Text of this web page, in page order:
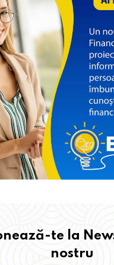
te la
nostru